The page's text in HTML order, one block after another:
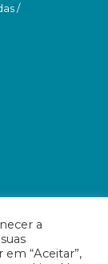
/
a
“Aceitar”,